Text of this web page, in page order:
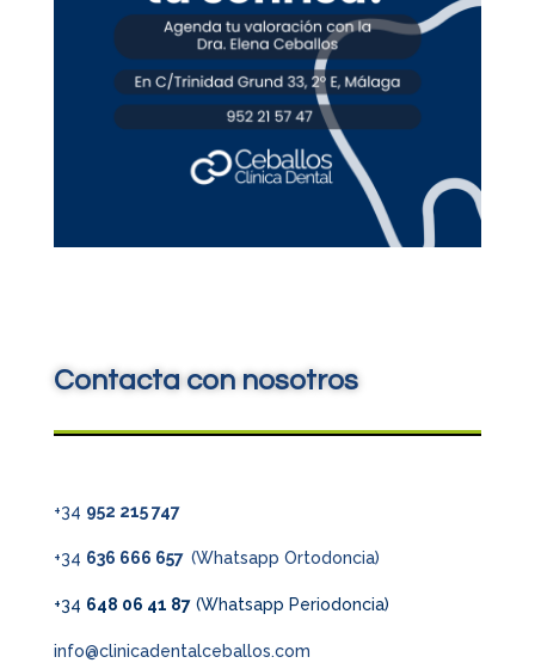
Contacta con nosotros
+34 952 215 747
+34 636 666 657 (Whatsapp Ortodoncia)
+34 648 06 41 87(Whatsapp Periodoncia)
info@clinicadentalceballos.com